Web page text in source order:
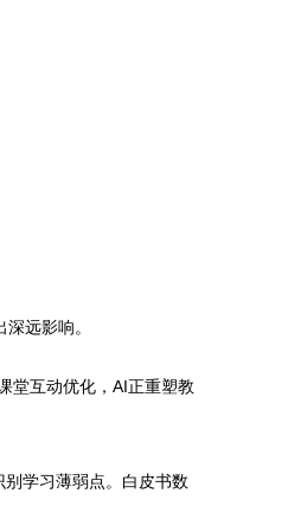
远影响。
堂互动优化，AI正重塑教
学习薄弱点。白皮书数